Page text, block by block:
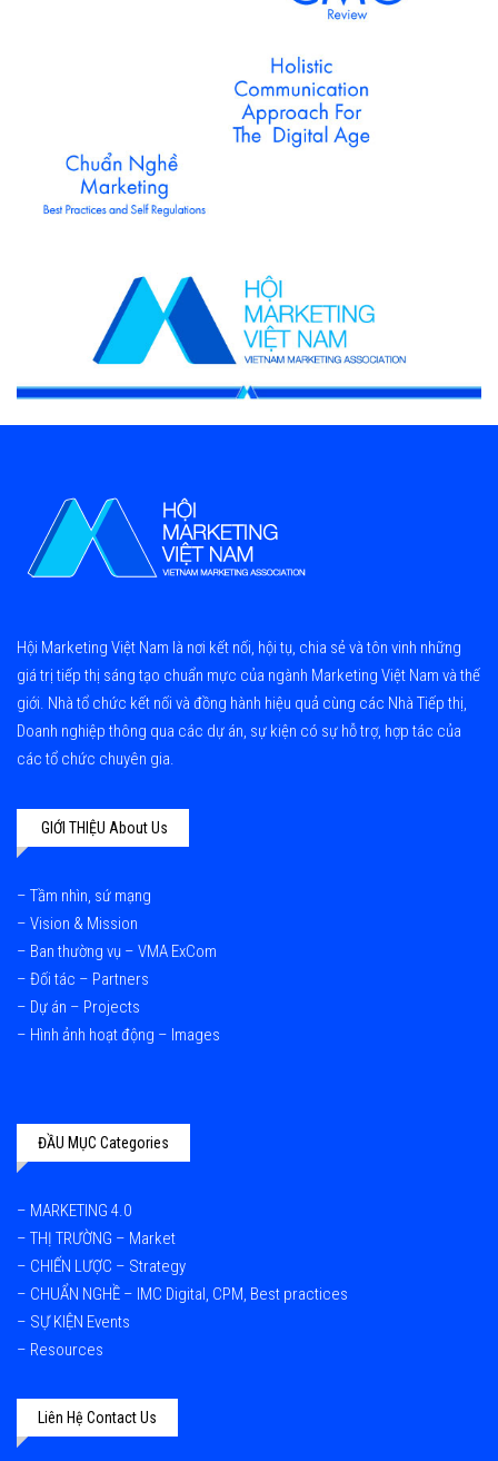
Hội Marketing Việt Nam là nơi kết nối, hội tụ, chia sẻ và tôn vinh những
giá trị tiếp thị sáng tạo chuẩn mực của ngành Marketing Việt Nam và thế
giới. Nhà tổ chức kết nối và đồng hành hiệu quả cùng các Nhà Tiếp thị,
Doanh nghiệp thông qua các dự án, sự kiện có sự hỗ trợ, hợp tác của
các tổ chức chuyên gia.
GIỚI THIỆU About Us
– Tầm nhìn, sứ mạng
– Vision & Mission
– Ban thường vụ – VMA ExCom
– Đối tác – Partners
– Dự án – Projects
– Hình ảnh hoạt động – Images
ĐẦU MỤC Categories
– MARKETING 4.0
– THỊ TRƯỜNG – Market
– CHIẾN LƯỢC – Strategy
– CHUẨN NGHỀ – IMC Digital, CPM, Best practices
– SỰ KIỆN Events
– Resources
Liên Hệ Contact Us